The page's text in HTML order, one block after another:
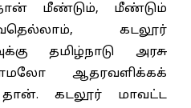
மீண்டும், மீண்டும்
கடலூர்
தமிழ்நாடு அரசு
ஆதரவளிக்கக்
கடலூர் மாவட்ட